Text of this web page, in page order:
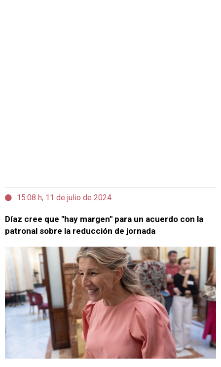
15:08 h, 11 de julio de 2024
Díaz cree que "hay margen" para un acuerdo con la
patronal sobre la reducción de jornada